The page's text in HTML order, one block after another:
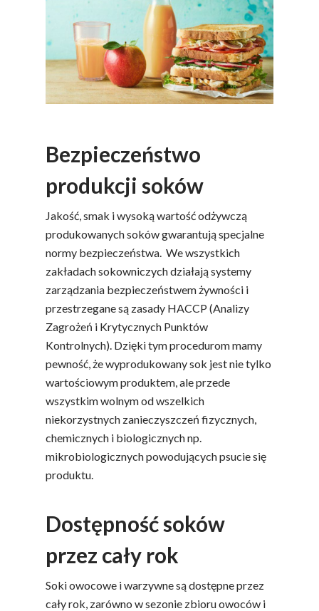
Bezpieczeństwo
produkcji soków
Jakość, smak i wysoką wartość odżywczą
produkowanych soków gwarantują specjalne
normy bezpieczeństwa. We wszystkich
zakładach sokowniczych działają systemy
zarządzania bezpieczeństwem żywności i
przestrzegane są zasady HACCP (Analizy
Zagrożeń i Krytycznych Punktów
Kontrolnych). Dzięki tym procedurom mamy
pewność, że wyprodukowany sok jest nie tylko
wartościowym produktem, ale przede
wszystkim wolnym od wszelkich
niekorzystnych zanieczyszczeń fizycznych,
chemicznych i biologicznych np.
mikrobiologicznych powodujących psucie się
produktu.
Dostępność soków
przez cały rok
Soki owocowe i warzywne są dostępne przez
cały rok, zarówno w sezonie zbioru owoców i